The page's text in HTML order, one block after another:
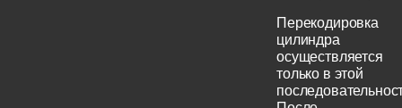
Перекодировка
цилиндра
осуществляется
только в этой